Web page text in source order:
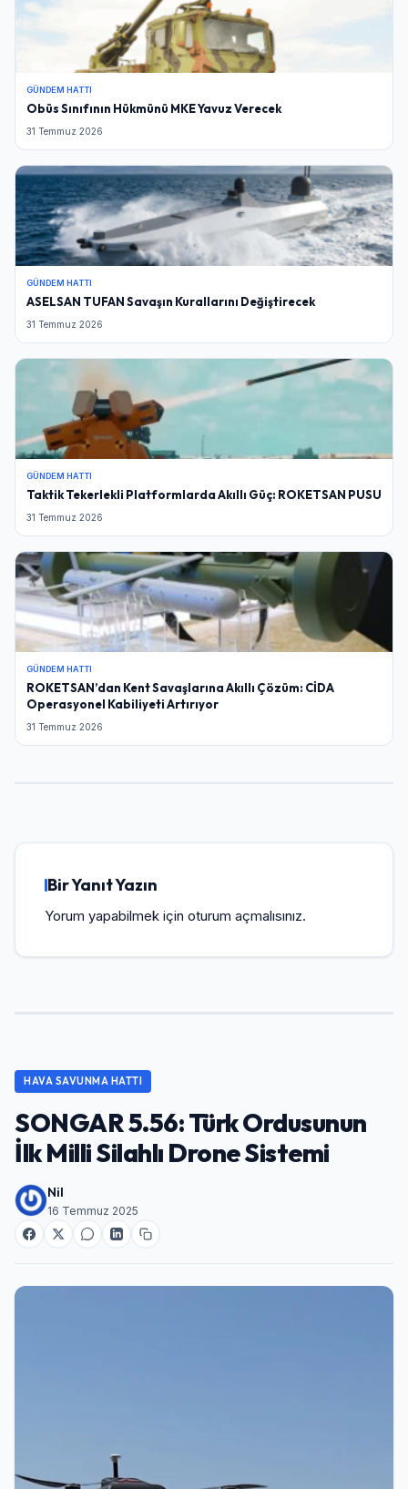
GÜNDEM HATTI
Obüs Sınıfının Hükmünü MKE Yavuz Verecek
31 Temmuz 2026
GÜNDEM HATTI
ASELSAN TUFAN Savaşın Kurallarını Değiştirecek
31 Temmuz 2026
GÜNDEM HATTI
Taktik Tekerlekli Platformlarda Akıllı Güç: ROKETSAN PUSU
31 Temmuz 2026
GÜNDEM HATTI
ROKETSAN’dan Kent Savaşlarına Akıllı Çözüm: CİDA
Operasyonel Kabiliyeti Artırıyor
31 Temmuz 2026
Bir Yanıt Yazın
Yorum yapabilmek için oturum açmalısınız.
HAVA SAVUNMA HATTI
SONGAR 5.56: Türk Ordusunun
İlk Milli Silahlı Drone Sistemi
Nil
16 Temmuz 2025